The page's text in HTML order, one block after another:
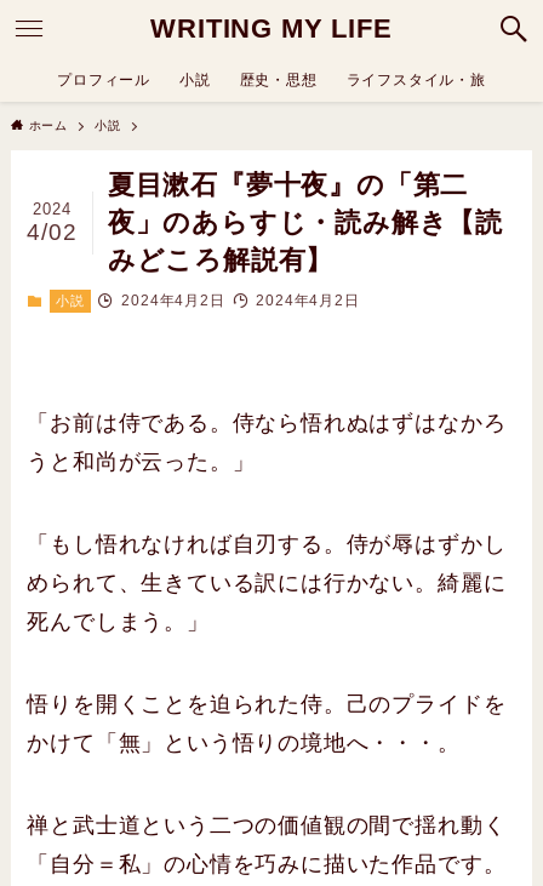
WRITING MY LIFE
プロフィール 小説 歴史・思想 ライフスタイル・旅
ホーム 小説
夏目漱石『夢十夜』の「第二
夜」のあらすじ・読み解き【読
みどころ解説有】
2024
4/02
小説 2024年4月2日 2024年4月2日
「お前は侍である。侍なら悟れぬはずはなかろ
うと和尚が云った。」
「もし悟れなければ自刃する。侍が辱はずかし
められて、生きている訳には行かない。綺麗に
死んでしまう。」
悟りを開くことを迫られた侍。己のプライドを
かけて「無」という悟りの境地へ・・・。
禅と武士道という二つの価値観の間で揺れ動く
「自分＝私」の心情を巧みに描いた作品です。